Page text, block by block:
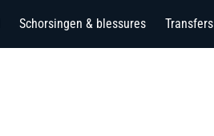
Schorsingen & blessures Transfers